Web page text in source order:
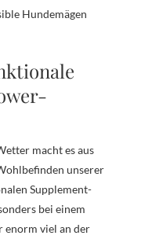
Hundemägen
macht es aus
unserer
Supplement-
bei einem
enorm viel an der